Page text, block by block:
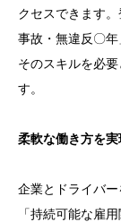
クセスできます
事故・無違反〇年
そのスキルを必
す。
柔軟な働き方を
企業とドライバ
「持続可能な雇